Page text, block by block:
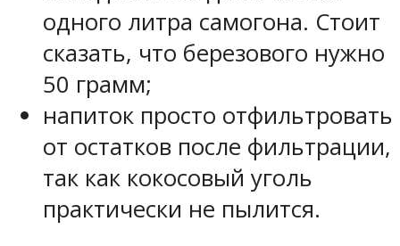
одного литра самогона. Стоит
сказать, что березового нужно
50 грамм;
напиток просто отфильтровать
от остатков после фильтрации,
так как кокосовый уголь
практически не пылится.